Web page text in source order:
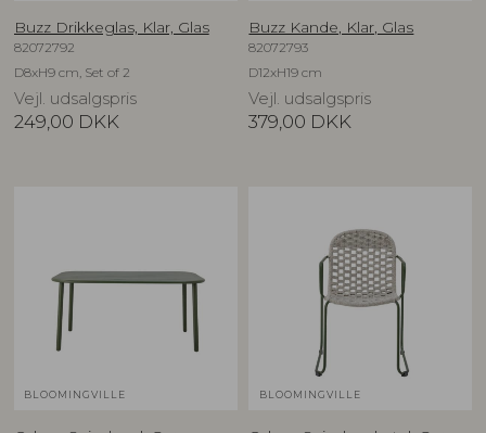
Buzz Drikkeglas, Klar, Glas
82072792
D8xH9 cm, Set of 2
Vejl. udsalgspris
249,00 DKK
Buzz Kande, Klar, Glas
82072793
D12xH19 cm
Vejl. udsalgspris
379,00 DKK
BLOOMINGVILLE BLOOMINGVILLE